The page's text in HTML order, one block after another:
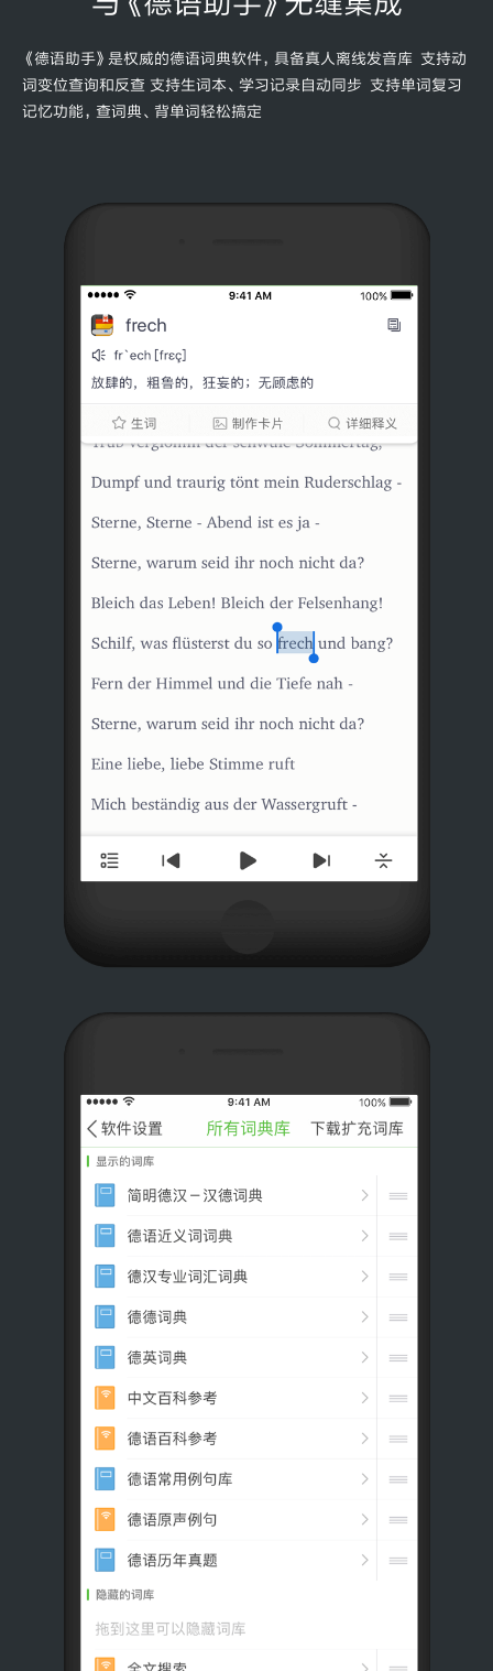
《德语助手》是权威的德语词典软件，具备真人离线发音库 支持动
词变位查询和反查 支持生词本、学习记录自动同步 支持单词复习
记忆功能，查词典、背单词轻松搞定